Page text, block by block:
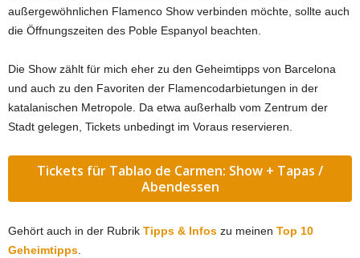
außergewöhnlichen Flamenco Show verbinden möchte, sollte auch
die Öffnungszeiten des Poble Espanyol beachten.
Die Show zählt für mich eher zu den Geheimtipps von Barcelona
und auch zu den Favoriten der Flamencodarbietungen in der
katalanischen Metropole. Da etwa außerhalb vom Zentrum der
Stadt gelegen, Tickets unbedingt im Voraus reservieren.
Tickets für Tablao de Carmen: Show + Tapas /
Abendessen
Gehört auch in der Rubrik Tipps & Infos zu meinen Top 10
Geheimtipps.